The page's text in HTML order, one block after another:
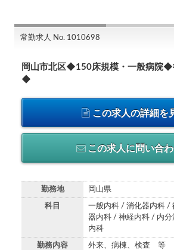
常勤求人 No. 1010698
岡山市北区◆150床規模・一般病院◆
◆
この求人の詳細を
この求人に問い合
勤務地 岡山県
科目
一般内科 / 消化器内科 /
器内科 / 神経内科 / 内
内科
勤務内容 外来、病棟、検査 等